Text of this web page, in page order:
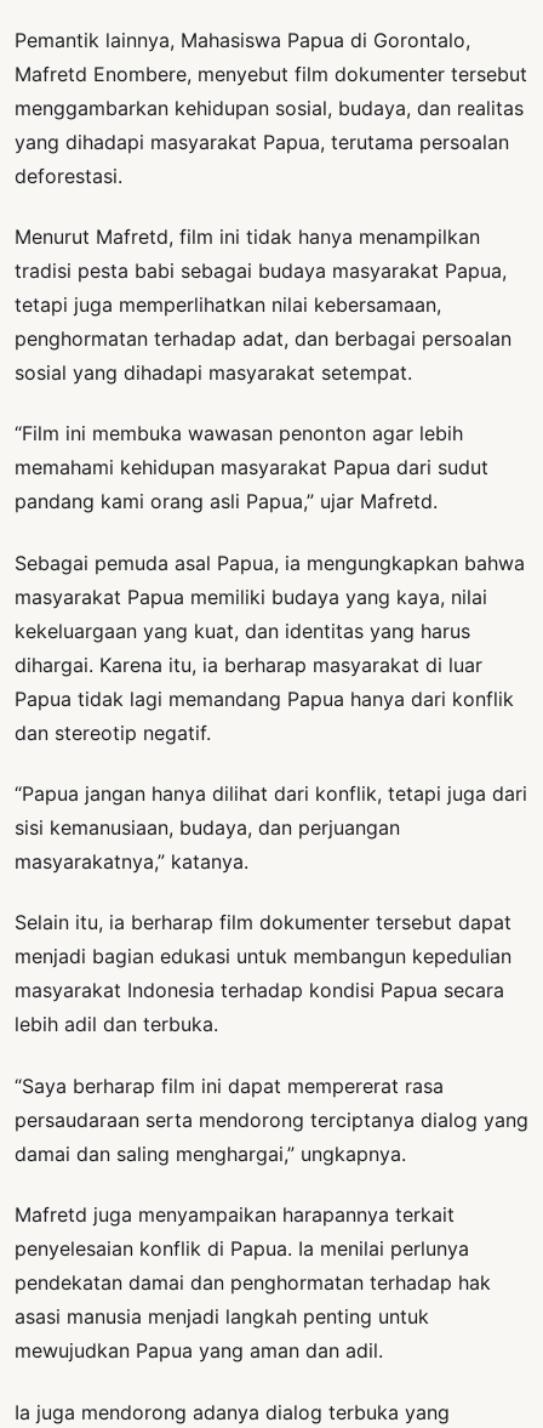
Pemantik lainnya, Mahasiswa Papua di Gorontalo,
Mafretd Enombere, menyebut film dokumenter tersebut
menggambarkan kehidupan sosial, budaya, dan realitas
yang dihadapi masyarakat Papua, terutama persoalan
deforestasi.
Menurut Mafretd, film ini tidak hanya menampilkan
tradisi pesta babi sebagai budaya masyarakat Papua,
tetapi juga memperlihatkan nilai kebersamaan,
penghormatan terhadap adat, dan berbagai persoalan
sosial yang dihadapi masyarakat setempat.
“Film ini membuka wawasan penonton agar lebih
memahami kehidupan masyarakat Papua dari sudut
pandang kami orang asli Papua,” ujar Mafretd.
Sebagai pemuda asal Papua, ia mengungkapkan bahwa
masyarakat Papua memiliki budaya yang kaya, nilai
kekeluargaan yang kuat, dan identitas yang harus
dihargai. Karena itu, ia berharap masyarakat di luar
Papua tidak lagi memandang Papua hanya dari konflik
dan stereotip negatif.
“Papua jangan hanya dilihat dari konflik, tetapi juga dari
sisi kemanusiaan, budaya, dan perjuangan
masyarakatnya,” katanya.
Selain itu, ia berharap film dokumenter tersebut dapat
menjadi bagian edukasi untuk membangun kepedulian
masyarakat Indonesia terhadap kondisi Papua secara
lebih adil dan terbuka.
“Saya berharap film ini dapat mempererat rasa
persaudaraan serta mendorong terciptanya dialog yang
damai dan saling menghargai,” ungkapnya.
Mafretd juga menyampaikan harapannya terkait
penyelesaian konflik di Papua. Ia menilai perlunya
pendekatan damai dan penghormatan terhadap hak
asasi manusia menjadi langkah penting untuk
mewujudkan Papua yang aman dan adil.
Ia juga mendorong adanya dialog terbuka yang